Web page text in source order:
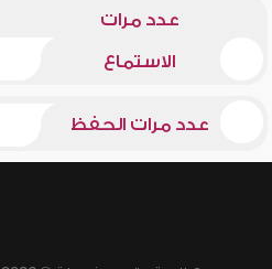
عدد مرات
الاستماع
عدد مرات الحفظ